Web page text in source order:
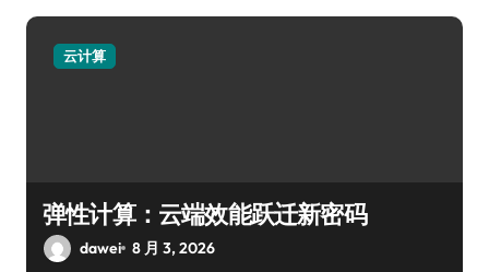
云计算
弹性计算：云端效能跃迁新密码
dawei 8 月 3, 2026